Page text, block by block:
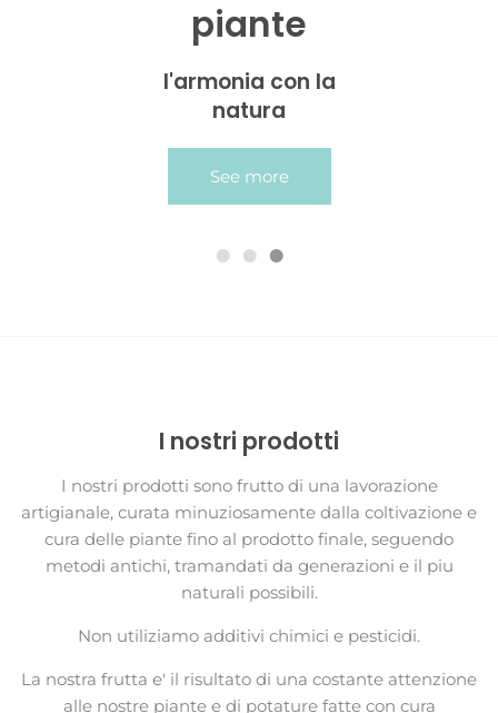
I nostri prodotti
I nostri prodotti sono frutto di una lavorazione
artigianale, curata minuziosamente dalla coltivazione e
cura delle piante fino al prodotto finale, seguendo
metodi antichi, tramandati da generazioni e il piu
naturali possibili.
Non utiliziamo additivi chimici e pesticidi.
La nostra frutta e' il risultato di una costante attenzione
alle nostre piante e di potature fatte con cura